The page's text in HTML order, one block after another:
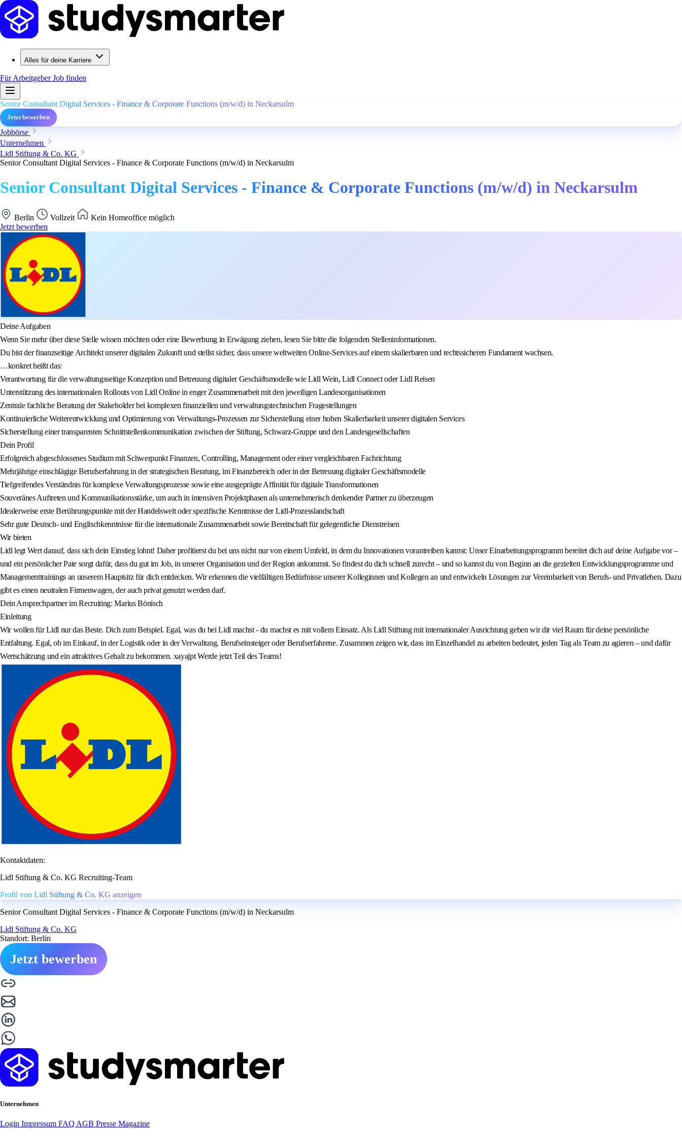
Alles für deine Karriere
Für ArbeitgeberJob finden
Senior Consultant Digital Services - Finance & Corporate Functions (m/w/d) in Neckarsulm
Jetzt bewerben
Jobbörse
Unternehmen
Lidl Stiftung & Co. KG
Senior Consultant Digital Services - Finance & Corporate Functions (m/w/d) in Neckarsulm
Senior Consultant Digital Services - Finance & Corporate Functions (m/w/d) in Neckarsulm
Berlin Vollzeit
Kein Homeoffice möglich
Jetzt bewerben
Deine Aufgaben
Wenn Sie mehr über diese Stelle wissen möchten oder eine Bewerbung in Erwägung ziehen, lesen Sie bitte die folgenden Stelleninformationen.
Du bist der finanzseitige Architekt unserer digitalen Zukunft und stellst sicher, dass unsere weltweiten Online-Services auf einem skalierbaren und rechtssicheren Fundament wachsen.
…konkret heißt das:
Verantwortung für die verwaltungsseitige Konzeption und Betreuung digitaler Geschäftsmodelle wie Lidl Wein, Lidl Connect oder Lidl Reisen
Unterstützung des internationalen Rollouts von Lidl Online in enger Zusammenarbeit mit den jeweiligen Landesorganisationen
Zentrale fachliche Beratung der Stakeholder bei komplexen finanziellen und verwaltungstechnischen Fragestellungen
Kontinuierliche Weiterentwicklung und Optimierung von Verwaltungs-Prozessen zur Sicherstellung einer hohen Skalierbarkeit unserer digitalen Services
Sicherstellung einer transparenten Schnittstellenkommunikation zwischen der Stiftung, Schwarz-Gruppe und den Landesgesellschaften
Dein Profil
Erfolgreich abgeschlossenes Studium mit Schwerpunkt Finanzen, Controlling, Management oder einer vergleichbaren Fachrichtung
Mehrjährige einschlägige Berufserfahrung in der strategischen Beratung, im Finanzbereich oder in der Betreuung digitaler Geschäftsmodelle
Tiefgreifendes Verständnis für komplexe Verwaltungsprozesse sowie eine ausgeprägte Affinität für digitale Transformationen
Souveränes Auftreten und Kommunikationsstärke, um auch in intensiven Projektphasen als unternehmerisch denkender Partner zu überzeugen
Idealerweise erste Berührungspunkte mit der Handelswelt oder spezifische Kenntnisse der Lidl-Prozesslandschaft
Sehr gute Deutsch- und Englischkenntnisse für die internationale Zusammenarbeit sowie Bereitschaft für gelegentliche Dienstreisen
Wir bieten
Lidl legt Wert darauf, dass sich dein Einstieg lohnt! Daher profitierst du bei uns nicht nur von einem Umfeld, in dem du Innovationen vorantreiben kannst: Unser Einarbeitungsprogramm bereitet dich auf deine Aufgabe vor –
und ein persönlicher Pate sorgt dafür, dass du gut im Job, in unserer Organisation und der Region ankommst. So findest du dich schnell zurecht – und so kannst du von Beginn an die gezielten Entwicklungsprogramme und
Managementtrainings an unserem Hauptsitz für dich entdecken. Wir erkennen die vielfältigen Bedürfnisse unserer Kolleginnen und Kollegen an und entwickeln Lösungen zur Vereinbarkeit von Berufs- und Privatleben. Dazu
gibt es einen neutralen Firmenwagen, der auch privat genutzt werden darf.
Dein Ansprechpartner im Recruiting: Marius Bönisch
Einleitung
Wir wollen für Lidl nur das Beste. Dich zum Beispiel. Egal, was du bei Lidl machst - du machst es mit vollem Einsatz. Als Lidl Stiftung mit internationaler Ausrichtung geben wir dir viel Raum für deine persönliche
Entfaltung. Egal, ob im Einkauf, in der Logistik oder in der Verwaltung. Berufseinsteiger oder Berufserfahrene. Zusammen zeigen wir, dass im Einzelhandel zu arbeiten bedeutet, jeden Tag als Team zu agieren – und dafür
Wertschätzung und ein attraktives Gehalt zu bekommen. xayajpt Werde jetzt Teil des Teams!
Kontaktdaten:
Lidl Stiftung & Co. KG Recruiting-Team
Profil von Lidl Stiftung & Co. KG anzeigen
Senior Consultant Digital Services - Finance & Corporate Functions (m/w/d) in Neckarsulm
Lidl Stiftung & Co. KG
Standort: Berlin
Jetzt bewerben
Unternehmen
Login Impressum FAQ AGB Presse Magazine